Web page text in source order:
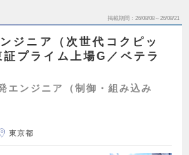
掲載期間 26/08/08～26/08/21
ジニア（次世代コクピッ
プライム上場G／ベテラ
エンジニア（制御・組み込み
東京都